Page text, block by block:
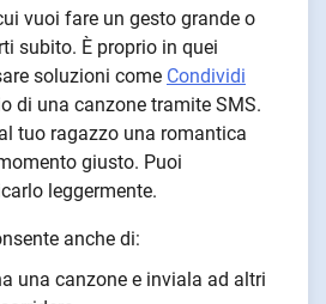
vuoi fare un gesto grande o
subito. È proprio in quei
soluzioni come Condividi
di una canzone tramite SMS.
tuo ragazzo una romantica
giusto. Puoi
leggermente.
anche di:
una canzone e inviala ad altri